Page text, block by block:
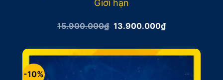
Giới hạn
15.900.000₫ Giá
15.900.000₫.
13.900.000₫Giá
hiện
là:
13.900.000₫.
-10%